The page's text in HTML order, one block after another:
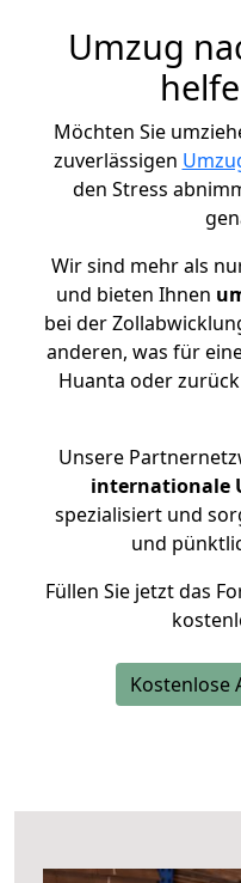
Umzug
Möchten Sie
zuverlässigen
den Stress
Wir sind mehr als
und bieten Ihnen
bei der
anderen, was für
Huanta oder
Unsere
internationale
spezialisiert und
und
Füllen Sie jetzt das
Kostenlose